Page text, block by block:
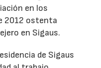
en los
2012 ostenta
en Sigaus.
de Sigaus